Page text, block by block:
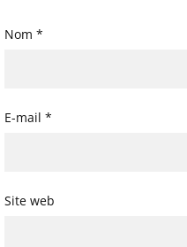
Nom *
E-mail *
Site web